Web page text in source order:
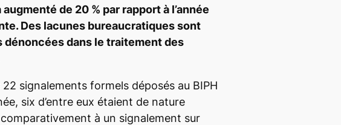
augmenté de 20 % par rapport à l’année
Des lacunes bureaucratiques sont
dans le traitement des
22 signalements formels déposés au BIPH
six d’entre eux étaient de nature
à un signalement sur